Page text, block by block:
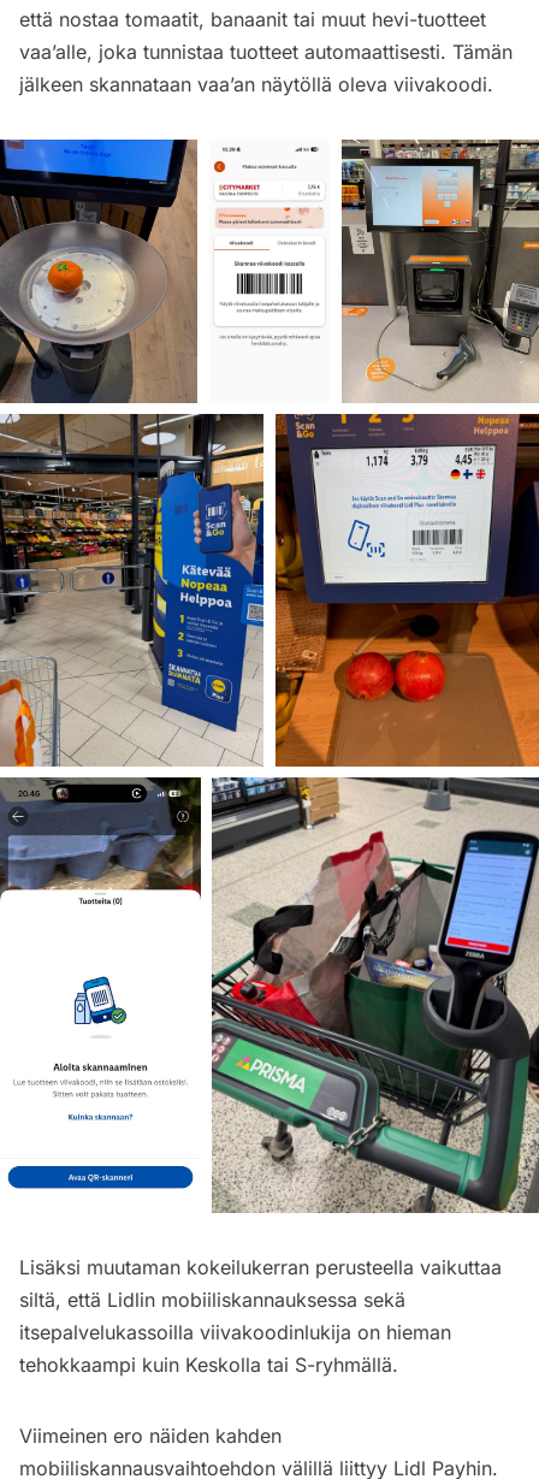
että nostaa tomaatit, banaanit tai muut hevi-tuotteet
vaa’alle, joka tunnistaa tuotteet automaattisesti. Tämän
jälkeen skannataan vaa’an näytöllä oleva viivakoodi.
Lisäksi muutaman kokeilukerran perusteella vaikuttaa
siltä, että Lidlin mobiiliskannauksessa sekä
itsepalvelukassoilla viivakoodinlukija on hieman
tehokkaampi kuin Keskolla tai S-ryhmällä.
Viimeinen ero näiden kahden
mobiiliskannausvaihtoehdon välillä liittyy Lidl Payhin.